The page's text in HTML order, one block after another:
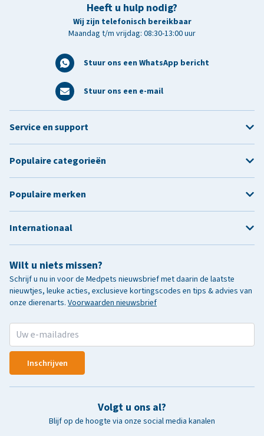
Heeft u hulp nodig?
Wij zijn telefonisch bereikbaar
Maandag t/m vrijdag: 08:30-13:00 uur
Stuur ons een WhatsApp bericht
Stuur ons een e-mail
Wilt u niets missen?
Schrijf u nu in voor de Medpets nieuwsbrief met daarin de laatste
nieuwtjes, leuke acties, exclusieve kortingscodes en tips & advies van
onze dierenarts. Voorwaarden nieuwsbrief
Inschrijven
Volgt u ons al?
Blijf op de hoogte via onze social media kanalen
Service en support
Populaire categorieën
Populaire merken
Internationaal